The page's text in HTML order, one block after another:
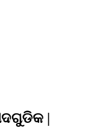
|